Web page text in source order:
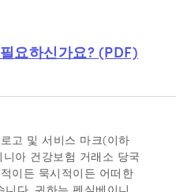
요하신가요? (PDF)
고 및 서비스 마크(이하
아 건강보험 거래소 당국
이든 묵시적이든 어떠한